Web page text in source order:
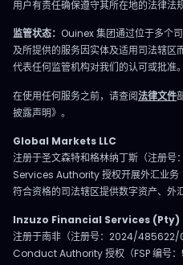
用户有责任确保遵守其所在地的法律法规
监管状态： Ouinex 集团通过位于多个
及所提供的服务因实体及适用司法辖区
代表任何监管机构对我们的认可或批准。
在使用任何服务之前，请查阅法律文件
披露声明》。
Global Markets LLC
注册于圣文森特和格林纳丁斯（注册
Services Authority 授权开展外汇业务
符合资格的司法辖区提供数字资产、外
Inzuzo Financial Services (Pty)
注册于南非（注册号：2024/
Conduct Authority 授权（FSP 编号